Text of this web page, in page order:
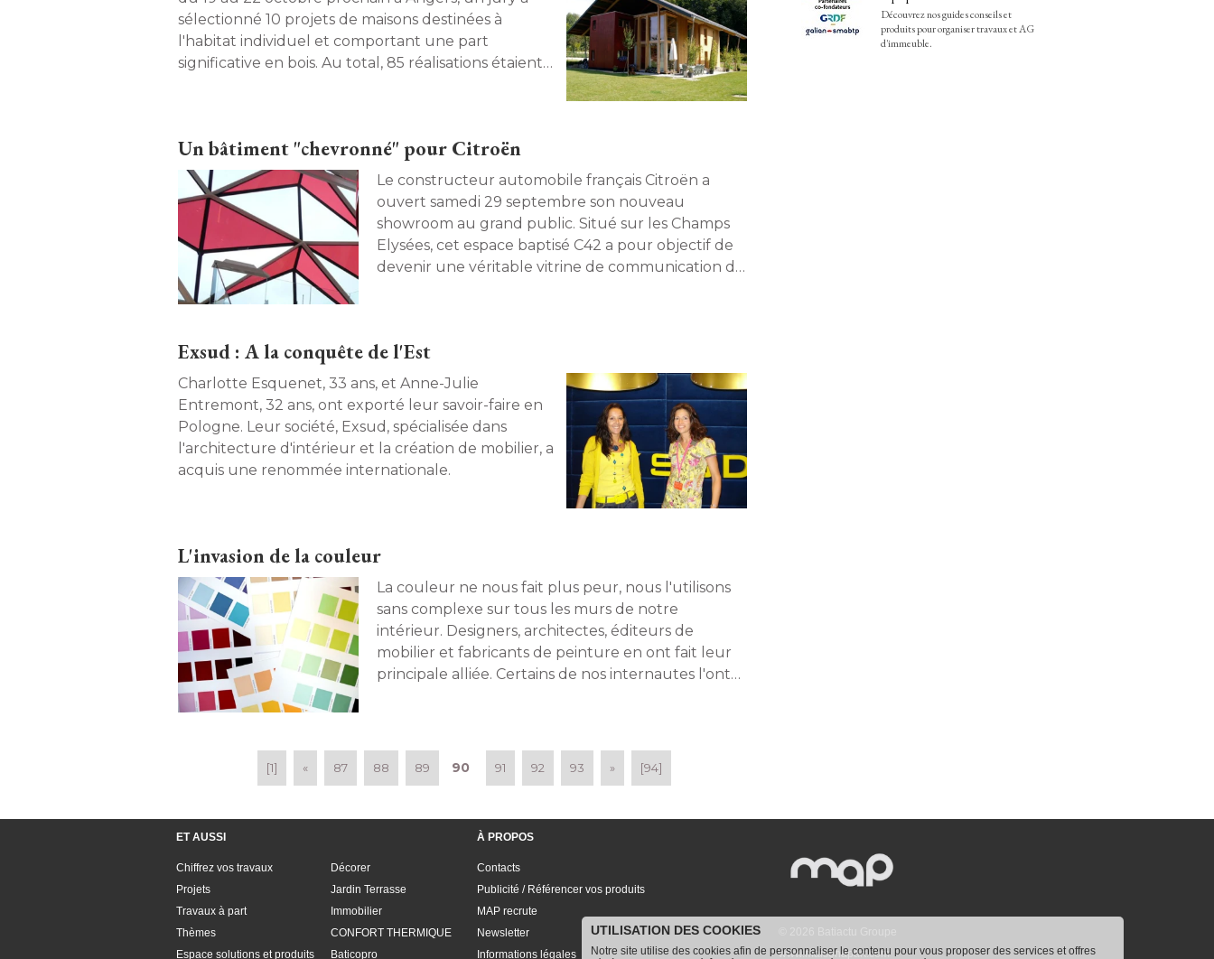
sélectionné 10 projets de maisons destinées à
l'habitat individuel et comportant une part
significative en bois. Au total, 85 réalisations étaient
Un bâtiment "chevronné" pour Citroën
Le constructeur automobile français Citroën a
ouvert samedi 29 septembre son nouveau
showroom au grand public. Situé sur les Champs
Elysées, cet espace baptisé C42 a pour objectif de
devenir une véritable vitrine de communication de
Exsud : A la conquête de l'Est
Charlotte Esquenet, 33 ans, et Anne-Julie
Entremont, 32 ans, ont exporté leur savoir-faire en
Pologne. Leur société, Exsud, spécialisée dans
l'architecture d'intérieur et la création de mobilier, a
acquis une renommée internationale.
L'invasion de la couleur
La couleur ne nous fait plus peur, nous l'utilisons
sans complexe sur tous les murs de notre
intérieur. Designers, architectes, éditeurs de
mobilier et fabricants de peinture en ont fait leur
principale alliée. Certains de nos internautes l'ont
[1] « 87 88 89 90 91 92 93 » [94]
Découvrez nos guides conseils et
produits pour organiser travaux et AG
d'immeuble.
ET AUSSI
Chiffrez vos travaux
Projets
Travaux à part
Thèmes
Espace solutions et produits
Décorer
Jardin Terrasse
Immobilier
CONFORT THERMIQUE
Baticopro
À PROPOS
Contacts
Publicité / Référencer vos produits
MAP recrute
Newsletter
Informations légales
www.maisonapart.com
UTILISATION DES COOKIES
Notre site utilise des cookies afin de personnaliser le contenu pour vous proposer des services et offres